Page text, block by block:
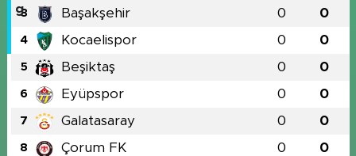
3 Başakşehir 0 0
4 Kocaelispor 0 0
5 Beşiktaş 0 0
6 Eyüpspor 0 0
7 Galatasaray 0 0
8 Çorum FK 0 0